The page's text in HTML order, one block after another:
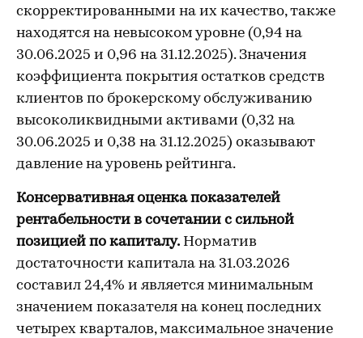
скорректированными на их качество, также
находятся на невысоком уровне (0,94 на
30.06.2025 и 0,96 на 31.12.2025). Значения
коэффициента покрытия остатков средств
клиентов по брокерскому обслуживанию
высоколиквидными активами (0,32 на
30.06.2025 и 0,38 на 31.12.2025) оказывают
давление на уровень рейтинга.
Консервативная оценка показателей
рентабельности в сочетании с сильной
позицией по капиталу. Норматив
достаточности капитала на 31.03.2026
составил 24,4% и является минимальным
значением показателя на конец последних
четырех кварталов, максимальное значение